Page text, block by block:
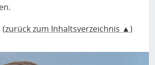
(zurück zum Inhaltsverzeichnis ▲)